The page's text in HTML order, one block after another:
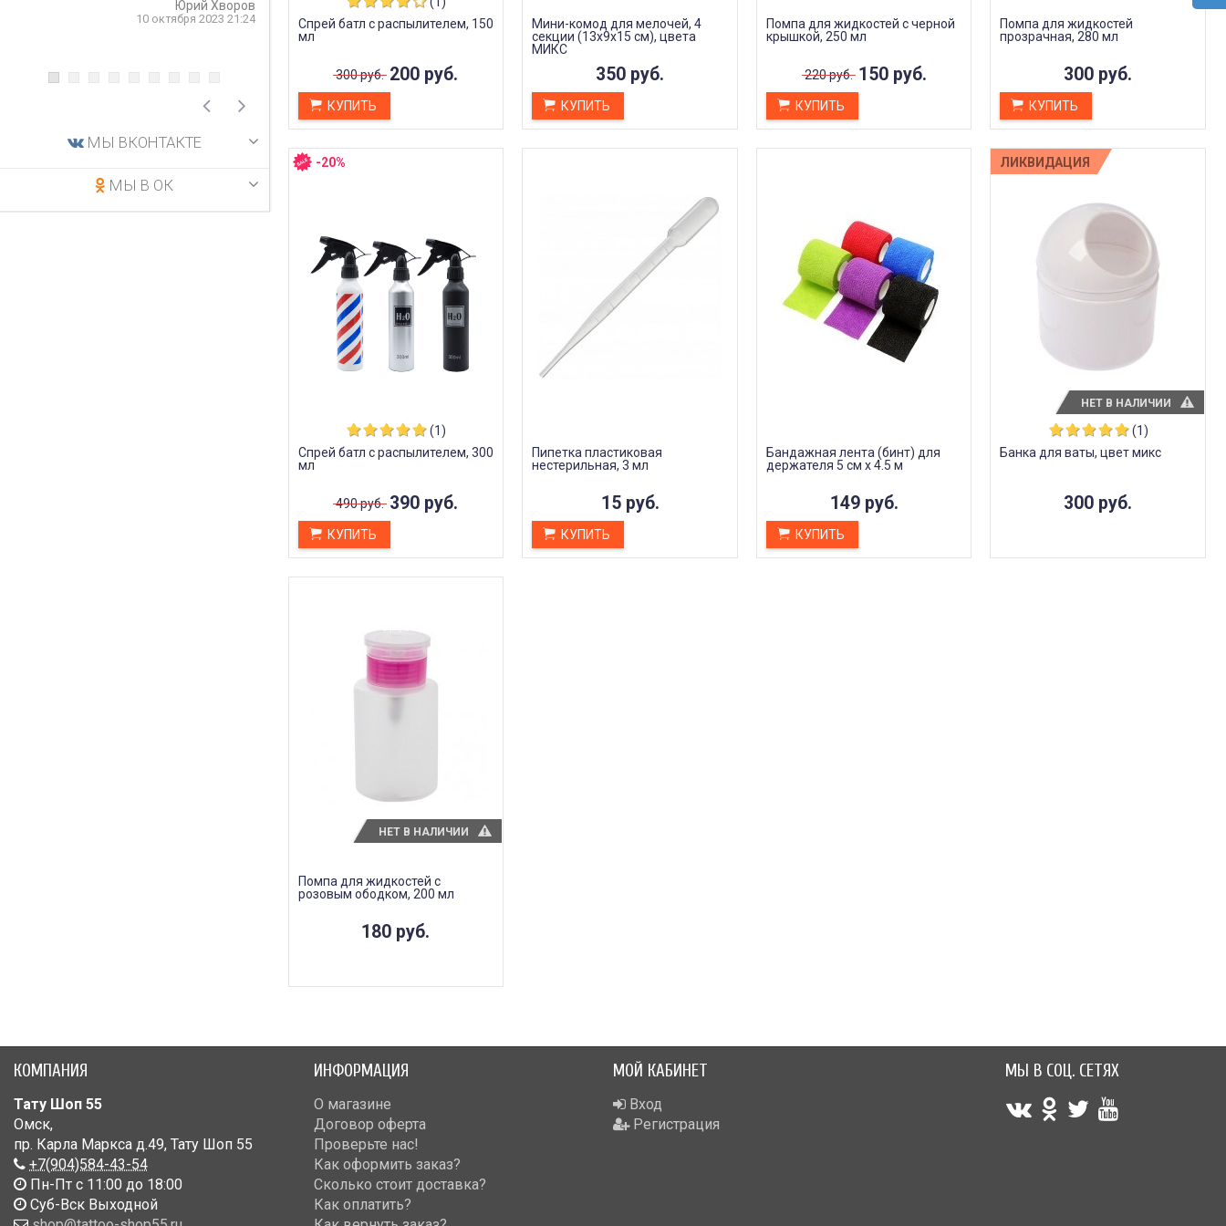
Юрий Хворов
10 октября 2023 21:24
рекомендую.
Анна Л.
Илья Агарков
3 октября 2023 22:45
работает. Заметно чистит кожу
Ольга Аксенова
Светлана
МЫ ВКОНТАКТЕ
МЫ В ОК
Спрей батл с распылителем, 150
мл
300 руб. 200 руб.
КУПИТЬ
Мини-комод для мелочей, 4
секции (13х9х15 см), цвета
МИКС
350 руб.
КУПИТЬ
Помпа для жидкостей с черной
крышкой, 250 мл
220 руб. 150 руб.
КУПИТЬ
Помпа для жидкостей
прозрачная, 280 мл
300 руб.
КУПИТЬ
(1)
Спрей батл с распылителем, 300
мл
490 руб. 390 руб.
КУПИТЬ
-20%
Пипетка пластиковая
нестерильная, 3 мл
15 руб.
КУПИТЬ
Бандажная лента (бинт) для
держателя 5 см х 4.5 м
149 руб.
КУПИТЬ
(1)
Банка для ваты, цвет микс
300 руб.
НЕТ В НАЛИЧИИ
ЛИКВИДАЦИЯ
Помпа для жидкостей с
розовым ободком, 200 мл
180 руб.
НЕТ В НАЛИЧИИ
КОМПАНИЯ
Тату Шоп 55
Омск,
пр. Карла Маркса д.49, Тату Шоп 55
+7(904)584-43-54
Пн-Пт с 11:00 до 18:00
Cуб-Вск Выходной
ИНФОРМАЦИЯ
О магазине
Договор оферта
Проверьте нас!
Как оформить заказ?
Сколько стоит доставка?
Как оплатить?
МОЙ КАБИНЕТ
Вход
Регистрация
МЫ В СОЦ. СЕТЯХ